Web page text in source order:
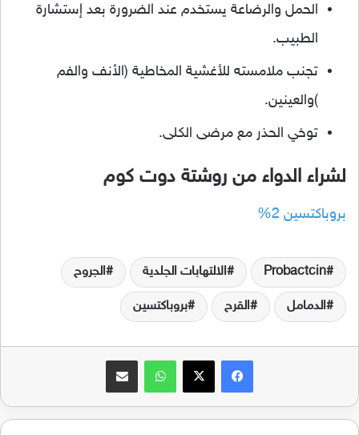
الحمل والرضاعة يستخدم عند الضرورة بعد إستشارة
الطبيب.
تجنب ملامسته للأغشية المخاطية (الأنف والفم
)والعينين.
توخي الحذر مع مرضى الكلى.
لشراء الدواء من روشتة دوت كوم
بروباكتسين 2%
Probactcin الالتهابات الجلدية الجروح
الدمامل القرح بروباكتسين
فيسبوك واتساب